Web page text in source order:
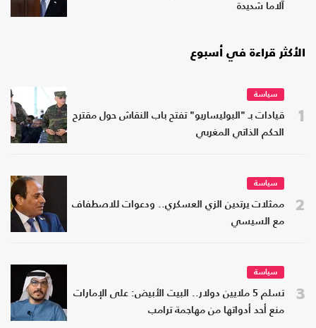
آلاما شديدة
الأكثر قراءة في أسبوع
1
سياسة
قيادات بـ "البوليساريو" تفتح باب النقاش حول مقترح
الحكم الذاتي المغربي
2
سياسة
ممثلات يرتدين الزي العسكري.. ودعوات للاصطفاف
مع السيسي
3
سياسة
تسلم 5 ملايين دولار.. البيت الأبيض: على الإمارات
منع أحد أدواتها من مهاجمة ترامب